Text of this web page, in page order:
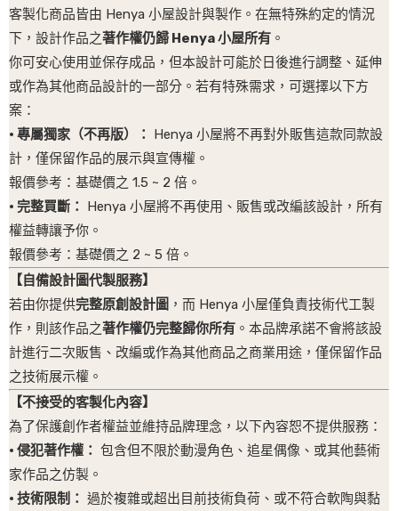
客製化商品皆由 Henya 小屋設計與製作。在無特殊約定的情況
下，設計作品之著作權仍歸 Henya 小屋所有 。
你可安心使用並保存成品，但本設計可能於日後進行調整、延伸
或作為其他商品設計的一部分。若有特殊需求，可選擇以下方
案：
· 專屬獨家（不再版）： Henya 小屋將不再對外販售這款同款設
計，僅保留作品的展示與宣傳權。
報價參考：基礎價之 1.5 ~ 2 倍。
· 完整買斷： Henya 小屋將不再使用、販售或改編該設計，所有
權益轉讓予你。
報價參考：基礎價之 2 ~ 5 倍。
【自備設計圖代製服務】
若由你提供完整原創設計圖 ，而 Henya 小屋僅負責技術代工製
作，則該作品之著作權仍完整歸你所有 。本品牌承諾不會將該設
計進行二次販售、改編或作為其他商品之商業用途，僅保留作品
之技術展示權。
【不接受的客製化內容】
為了保護創作者權益並維持品牌理念，以下內容恕不提供服務：
· 侵犯著作權： 包含但不限於動漫角色、追星偶像、或其他藝術
家作品之仿製。
· 技術限制： 過於複雜或超出目前技術負荷、或不符合軟陶與黏